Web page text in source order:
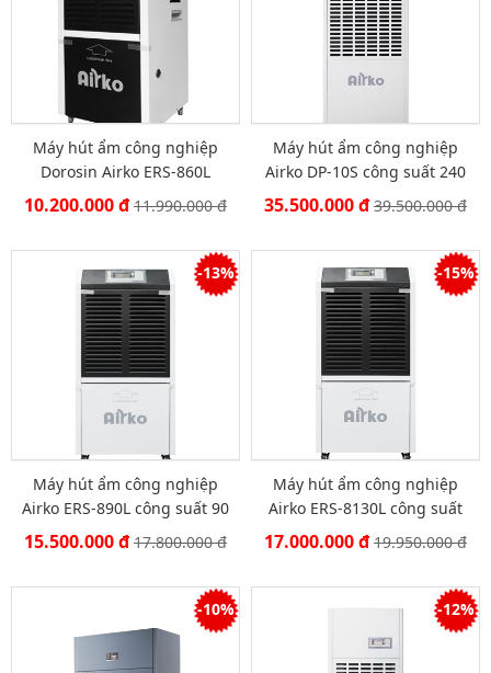
Máy hút ẩm công nghiệp
Dorosin Airko ERS-860L
công suất 60 lít/ ngày
10.200.000 đ11.990.000 đ
Máy hút ẩm công nghiệp
Airko DP-10S công suất 240
lít/ngày
35.500.000 đ39.500.000 đ
-13%
Máy hút ẩm công nghiệp
Airko ERS-890L công suất 90
lít/ ngày
15.500.000 đ17.800.000 đ
-15%
Máy hút ẩm công nghiệp
Airko ERS-8130L công suất
130lít/ ngày
17.000.000 đ19.950.000 đ
-10% -12%